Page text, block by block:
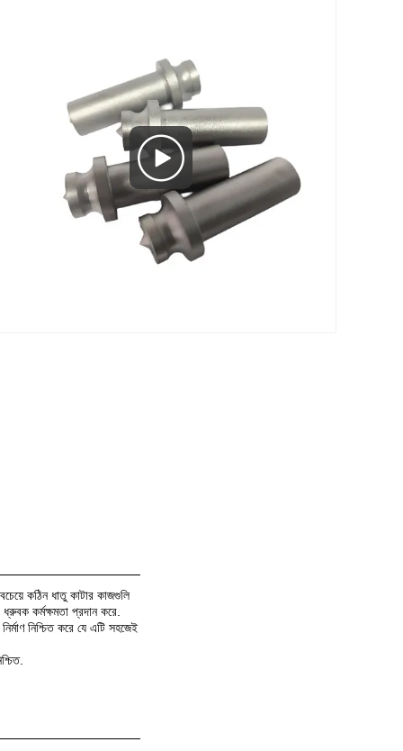
কঠিন ধাতু কাটার কাজগুলি
কর্মক্ষমতা প্রদান করে.
নিশ্চিত করে যে এটি সহজেই